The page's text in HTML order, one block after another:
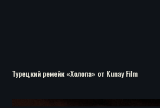
Турецкий ремейк «Холопа» от Kunay Film